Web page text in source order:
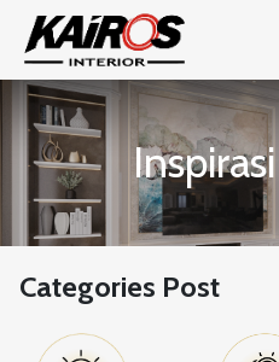
Categories Post